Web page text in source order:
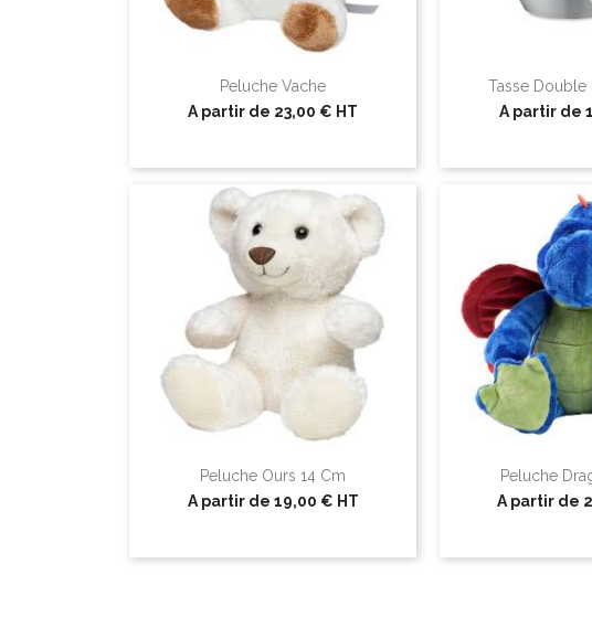
Peluche Vache
A partir de 23,00 € HT
Tasse Double
A partir de
Peluche Ours 14 Cm
A partir de 19,00 € HT
Peluche
A partir de